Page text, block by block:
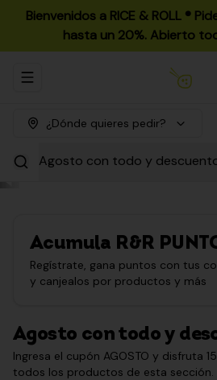
Bienvenidos a RICE & ROLL ®️
hasta un 20%. Abierto
Abrir menu de navegación
¿Dónde quieres pedir?
Agosto con todo y
Acumula R&R
Regístrate, gana puntos con tus
y canjealos por productos y más
Agosto con todo y
Ingresa el cupón AGOSTO y disfruta
todos los productos de esta sección.